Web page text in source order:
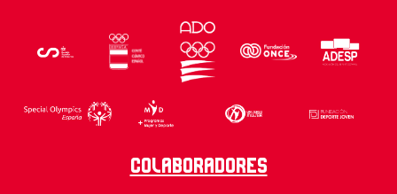
Colaboradores